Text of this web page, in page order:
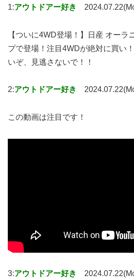
1:アウトドアー好き
【ついに4WD登場！】日産 オーラ
プで登場！注目4WDが絶対に買い
いぞ、見逃さないで！！
2:アウトドアー好き
この動画は注目です！
3:アウトドアー好き